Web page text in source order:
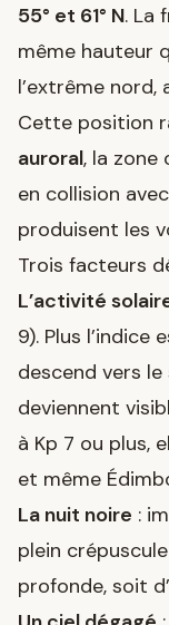
55° et 61° N. La
même hauteur
l’extrême nord,
Cette position
auroral, la zone
en collision
produisent les
Trois facteurs
L’activité
9). Plus l’indice
descend vers
deviennent
à Kp 7 ou plus,
et même
La nuit noire :
plein
profonde, soit d’